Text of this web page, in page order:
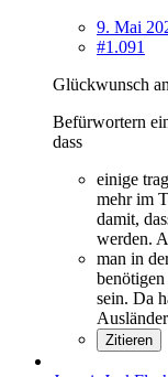
9. Mai
#1.091
Glückwunsch
Befürwortern
dass
einige
mehr im
damit,
werden.
man in
sein. Da
Zitieren